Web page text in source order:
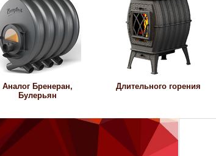
Аналог Бренеран,
Булерьян
Длительного горения